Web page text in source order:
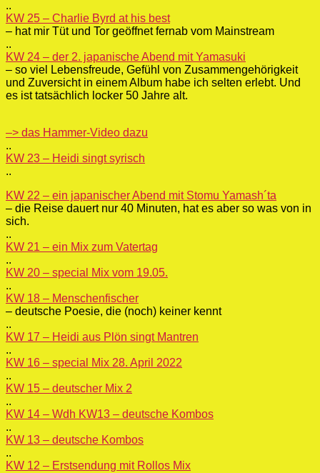
..
KW 25 – Charlie Byrd at his best
– hat mir Tüt und Tor geöffnet fernab vom Mainstream
..
KW 24 – der 2. japanische Abend mit Yamasuki
– so viel Lebensfreude, Gefühl von Zusammengehörigkeit
und Zuversicht in einem Album habe ich selten erlebt. Und
es ist tatsächlich locker 50 Jahre alt.
–> das Hammer-Video dazu
..
KW 23 – Heidi singt syrisch
..
KW 22 – ein japanischer Abend mit Stomu Yamash´ta
– die Reise dauert nur 40 Minuten, hat es aber so was von in
sich.
..
KW 21 – ein Mix zum Vatertag
..
KW 20 – special Mix vom 19.05.
..
KW 18 – Menschenfischer
– deutsche Poesie, die (noch) keiner kennt
..
KW 17 – Heidi aus Plön singt Mantren
..
KW 16 – special Mix 28. April 2022
..
KW 15 – deutscher Mix 2
..
KW 14 – Wdh KW13 – deutsche Kombos
..
KW 13 – deutsche Kombos
..
KW 12 – Erstsendung mit Rollos Mix